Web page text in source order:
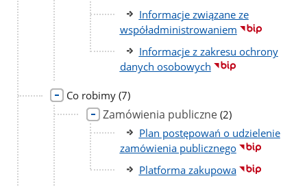
Informacje związane ze
współadministrowaniem
Informacje z zakresu ochrony
danych osobowych
Co robimy liczba
podstron
(7)
Zamówienia publiczne liczba
podstron
(2)
Plan postępowań o udzielenie
zamówienia publicznego
Platforma zakupowa